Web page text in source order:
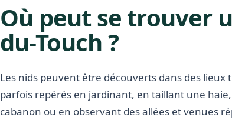
Où peut se trouver
du-Touch ?
Les nids peuvent être découverts dans des
parfois repérés en jardinant, en taillant une
cabanon ou en observant des allées et venues